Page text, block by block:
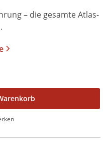
– die gesamte Atlas-